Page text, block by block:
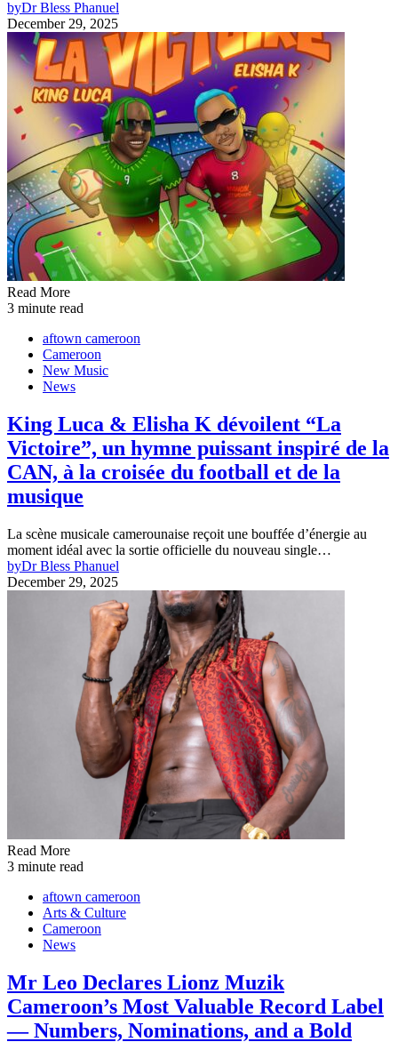
byDr Bless Phanuel
December 29, 2025
Read More
3 minute read
aftown cameroon
Cameroon
New Music
News
King Luca & Elisha K dévoilent “La
Victoire”, un hymne puissant inspiré de la
CAN, à la croisée du football et de la
musique
La scène musicale camerounaise reçoit une bouffée d’énergie au
moment idéal avec la sortie officielle du nouveau single…
byDr Bless Phanuel
December 29, 2025
Read More
3 minute read
aftown cameroon
Arts & Culture
Cameroon
News
Mr Leo Declares Lionz Muzik
Cameroon’s Most Valuable Record Label
— Numbers, Nominations, and a Bold